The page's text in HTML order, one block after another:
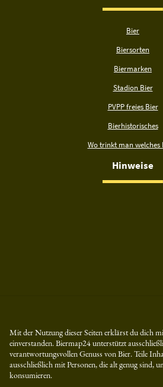
Bier
Biersorten
Biermarken
Stadion Bier
PVPP freies Bier
Bierhistorisches
Wo trinkt man welches
Hinweise
Mit der Nutzung dieser Seiten erklärst du dich
einverstanden. Biermap24 unterstützt
verantwortungsvollen Genuss von Bier. Teile
ausschließlich mit Personen, die alt genug sind,
konsumieren.